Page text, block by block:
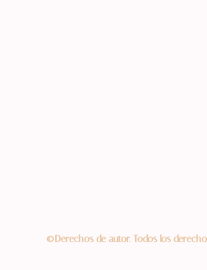
©Derechos de autor. Todos los